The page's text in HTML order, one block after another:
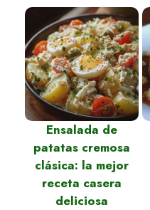
Ensalada de
patatas cremosa
clásica: la mejor
receta casera
deliciosa